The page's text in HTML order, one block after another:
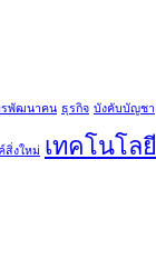
รพัฒนาคน ธุรกิจ บังคับบัญชา
สิ่งใหม่ เทคโนโลยี